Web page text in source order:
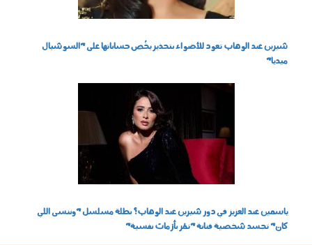
شيرين عبد الوهاب تعود للأضواء بتحذير يخُص حساباتها على "السوشيال
ميديا"
ياسمين عبد العزيز في دور شيرين عبد الوهاب؟ بطلة مسلسل "وننسى اللي
كان" تجسد شخصية فنانة "تمُر بأزمات نفسية"